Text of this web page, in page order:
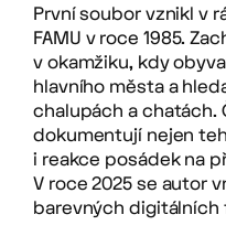
První soubor vznikl v
FAMU v roce 1985.
v okamžiku, kdy
hlavního města a
chalupách a
dokumentují nejen
i reakce posádek na
V roce 2025 se autor
barevných digitálních